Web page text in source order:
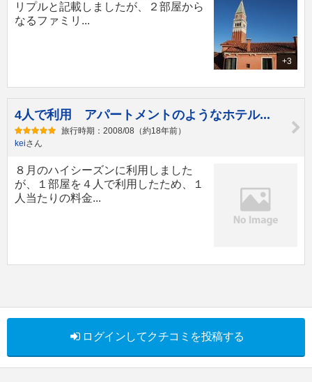
+3
リプルと記載しましたが、２部屋から
なるファミリ...
4人で利用 アパートメントのようなホテル...
旅行時期：2008/08（約18年前）
keiさん
８月のハイシーズンに利用しました
が、１部屋を４人で利用したため、１
人当たりの料金...
ログインしてクチコミを投稿する